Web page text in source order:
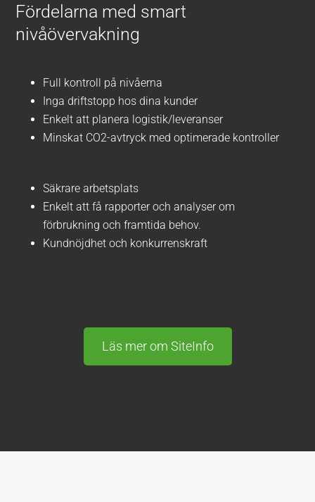
Fördelarna med smart
nivåövervakning
Full kontroll på nivåerna
Inga driftstopp hos dina kunder
Enkelt att planera logistik/leveranser
Minskat CO2-avtryck med optimerade kontroller
Säkrare arbetsplats
Enkelt att få rapporter och analyser om
förbrukning och framtida behov.
Kundnöjdhet och konkurrenskraft
Läs mer om SiteInfo